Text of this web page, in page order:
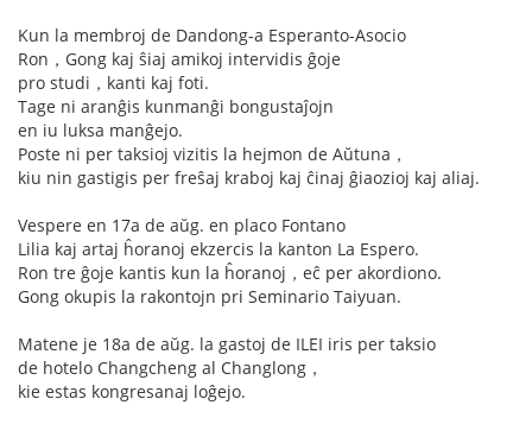
Kun la membroj de Dandong-a Esperanto-Asocio
Ron，Gong kaj ŝiaj amikoj intervidis ĝoje
pro studi，kanti kaj foti.
Tage ni aranĝis kunmanĝi bongustaĵojn
en iu luksa manĝejo.
Poste ni per taksioj vizitis la hejmon de Aŭtuna，
kiu nin gastigis per freŝaj kraboj kaj ĉinaj ĝiaozioj kaj aliaj.
Vespere en 17a de aŭg. en placo Fontano
Lilia kaj artaj ĥoranoj ekzercis la kanton La Espero.
Ron tre ĝoje kantis kun la ĥoranoj，eĉ per akordiono.
Gong okupis la rakontojn pri Seminario Taiyuan.
Matene je 18a de aŭg. la gastoj de ILEI iris per taksio
de hotelo Changcheng al Changlong，
kie estas kongresanaj loĝejo.